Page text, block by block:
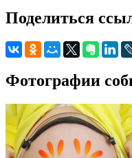
Поделиться
Фотографии